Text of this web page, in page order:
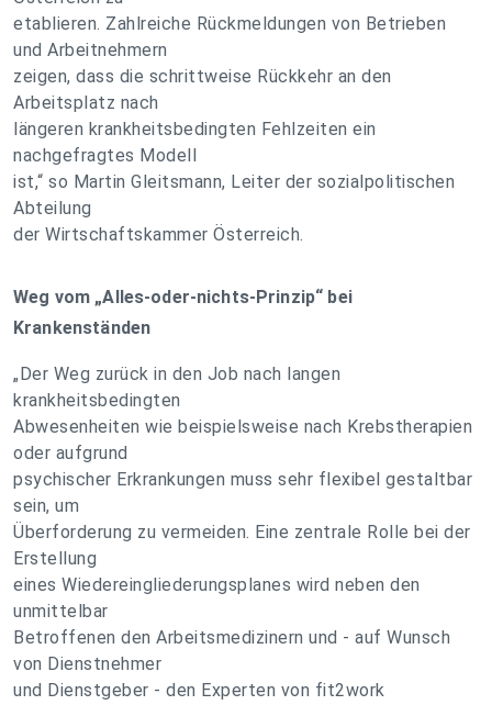
etablieren. Zahlreiche Rückmeldungen von Betrieben
und Arbeitnehmern
zeigen, dass die schrittweise Rückkehr an den
Arbeitsplatz nach
längeren krankheitsbedingten Fehlzeiten ein
nachgefragtes Modell
ist,“ so Martin Gleitsmann, Leiter der sozialpolitischen
Abteilung
der Wirtschaftskammer Österreich.
Weg vom „Alles-oder-nichts-Prinzip“ bei
Krankenständen
„Der Weg zurück in den Job nach langen
krankheitsbedingten
Abwesenheiten wie beispielsweise nach Krebstherapien
oder aufgrund
psychischer Erkrankungen muss sehr flexibel gestaltbar
sein, um
Überforderung zu vermeiden. Eine zentrale Rolle bei der
Erstellung
eines Wiedereingliederungsplanes wird neben den
unmittelbar
Betroffenen den Arbeitsmedizinern und - auf Wunsch
von Dienstnehmer
und Dienstgeber - den Experten von fit2work